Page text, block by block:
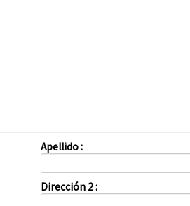
Apellido :
Dirección 2 :